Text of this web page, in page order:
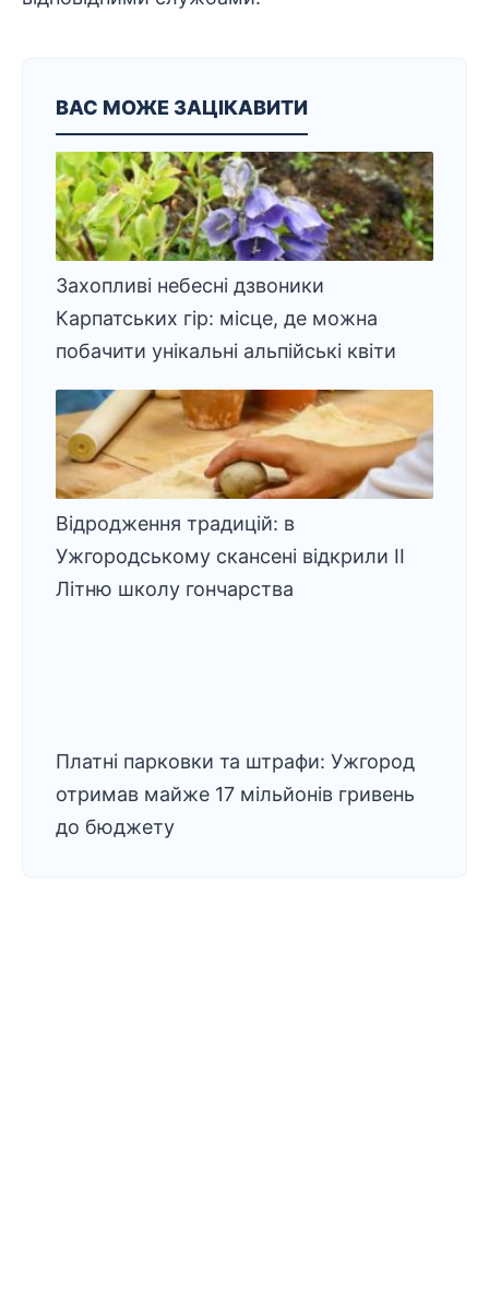
ВАС МОЖЕ ЗАЦІКАВИТИ
Захопливі небесні дзвоники
Карпатських гір: місце, де можна
побачити унікальні альпійські квіти
Відродження традицій: в
Ужгородському скансені відкрили ІІ
Літню школу гончарства
Платні парковки та штрафи: Ужгород
отримав майже 17 мільйонів гривень
до бюджету